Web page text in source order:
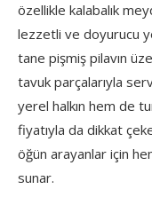
özellikle kalabalık
lezzetli ve doyurucu
tane pişmiş pilavın
tavuk parçalarıyla
yerel halkın hem de
fiyatıyla da dikkat
öğün arayanlar için
sunar.